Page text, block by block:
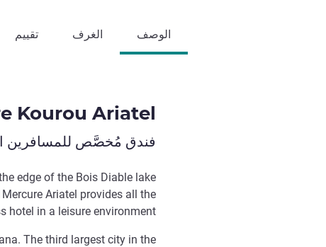
الوصف الغرف تقييم
Kourou Ariatel
فندق مُخصَّص للمسافرين
edge of the Bois Diable lake
Ariatel provides all the
hotel in a leisure environment.
The third largest city in the